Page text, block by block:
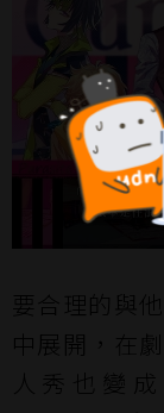
要合理的與
中展開，在
人秀也變